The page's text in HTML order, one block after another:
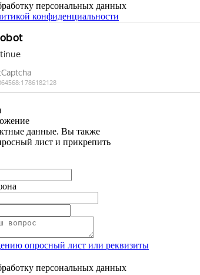
персональных данных
конфиденциальности
данные. Вы также
лист и прикрепить
опросный лист или реквизиты
персональных данных